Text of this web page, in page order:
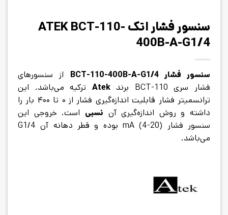
سنسور فشار اتک ATEK BCT-110-
400B-A-G1/4
سنسور فشار BCT-110-400B-A-G1/4
از سنسورهای
فشار سری BCT-110 برند
Atek ترکیه می‌باشد. این
ترانسمیتر فشار قابلیت اندازه‌گیری فشار از ۰ تا ۴۰۰ بار را
داشته و روش اندازه‌گیری آن نسبی است. خروجی این
سنسور فشار (20-4) mA بوده و قطر دهانه آن G1/4
می‌باشد.